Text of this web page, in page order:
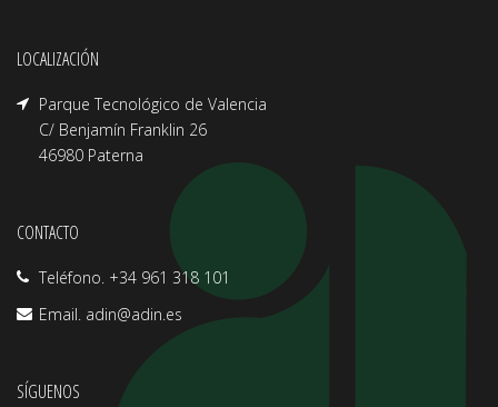
LOCALIZACIÓN
Parque Tecnológico de Valencia
C/ Benjamín Franklin 26
46980 Paterna
CONTACTO
Teléfono. +34 961 318 101
Email. adin@adin.es
SÍGUENOS